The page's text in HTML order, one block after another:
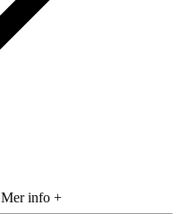
Mer info +